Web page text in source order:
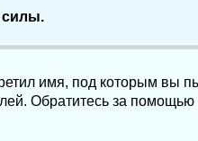
силы.
имя, под которым вы
Обратитесь за помощью